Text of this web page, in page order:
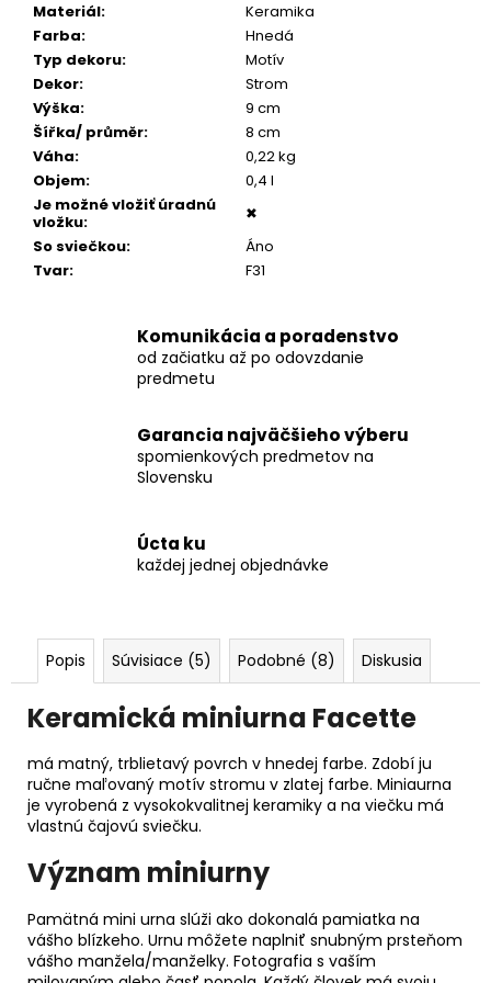
Materiál:
Keramika
Farba:
Hnedá
Typ dekoru:
Motív
Dekor:
Strom
Výška:
9 cm
Šířka/ průměr:
8 cm
Váha:
0,22 kg
Objem:
0,4 l
Je možné vložiť úradnú
vložku:
✖
So sviečkou:
Áno
Tvar: F31
Komunikácia a poradenstvo
od začiatku až po odovzdanie
predmetu
Garancia najväčšieho výberu
spomienkových predmetov na
Slovensku
Úcta ku
každej jednej objednávke
Popis Súvisiace (5) Podobné (8) Diskusia
Keramická miniurna Facette
má matný, trblietavý povrch v hnedej farbe. Zdobí ju
ručne maľovaný motív stromu v zlatej farbe. Miniaurna
je vyrobená z vysokokvalitnej keramiky a na viečku má
vlastnú čajovú sviečku.
Význam miniurny
Pamätná mini urna slúži ako dokonalá pamiatka na
vášho blízkeho. Urnu môžete naplniť snubným prsteňom
vášho manžela/manželky. Fotografia s vaším
a
m
e
POZLÁTENÝ
PRSTEŇ
PERLEŤ
€160